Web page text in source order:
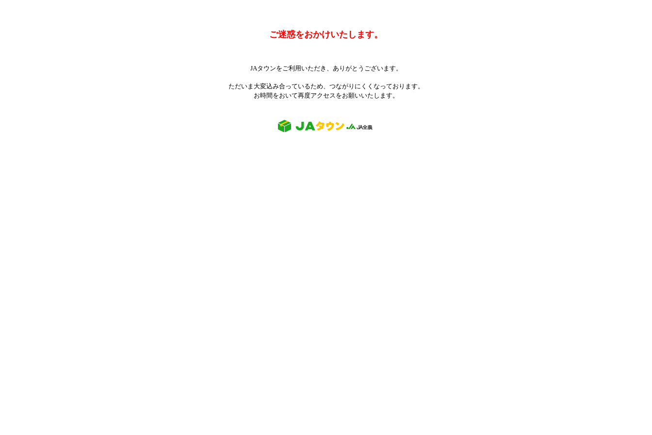
ご迷惑をおかけいたします。
JAタウンをご利用いただき、ありがとうございます。
ただいま大変込み合っているため、つながりにくくなっております。
お時間をおいて再度アクセスをお願いいたします。